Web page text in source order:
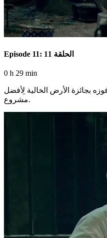
Episode 11: الحلقة 11
0 h 29 min
بجائزة الأرض الخالية لِأفضل
مشروع.